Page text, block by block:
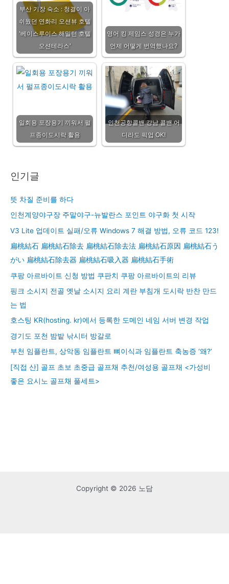
부산 기장 숙소 : 청결이 아
쉬웠던 연화리 오션뷰 호텔
'베이스루이스 해밀턴 호텔
오션테라스'
영어 킹 제임스 성경은 누가
언제 어떻게 번역했나요?
일회용 포장용기 끼워서 펄
프종이도시락 활용
인천공항콜밴 강남 콜밴 어
디라도 픽업 OK!
인기글
뜻 차질 준비를 하다
인천계양야구장 주말야구-뉴발란스 포인트 야구화 첫 시작
V3 Lite 업데이트 실패/오류 Windows 7 해결 방법, 오류 코드 123!
扁桃結石 扁桃結石除去 扁桃結石除去法 扁桃結石原因 扁桃結石う
がい 扁桃結石除去器 扁桃結石吸入器 扁桃結石手術
쿠팡 아르바이트 신청 방법 쿠판치 쿠팡 아르바이트의 리뷰
핑크 소시지 전골 옛날 소시지 요리 계란 부침개 도시락 반찬 만드
는 법
호스팅 KR(hosting. kr)에서 등록한 도메인 네임 서버 변경 작업
경기도 포천 밤밭 낚시터 방갈로
부천 임플란트, 상악동 임플란트 뼈이식과 임플란트 축농증 ‘왜?’
[직접 산] 골프 초보 초중급 골프채 추천/여성용 골프채 <가성비
좋은 요시노 골프채 풀세트>
Copyright © 2026 노담